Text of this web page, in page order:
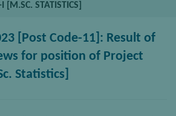
[M.SC. STATISTICS]
[Post Code-11]: Result of
for position of Project
Statistics]